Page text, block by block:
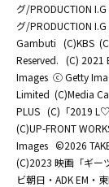
グ/PRODUCTION I.G
グ/PRODUCTION I.G
Gambuti (C)KBS
Reserved. (C) 2021
Images ⓒ Getty
Limited (C)Media
PLUS (C)「2019
(C)UP-FRONT
Images ©2026
(C)2023 映画「ギー
ビ朝日・ADK EM・